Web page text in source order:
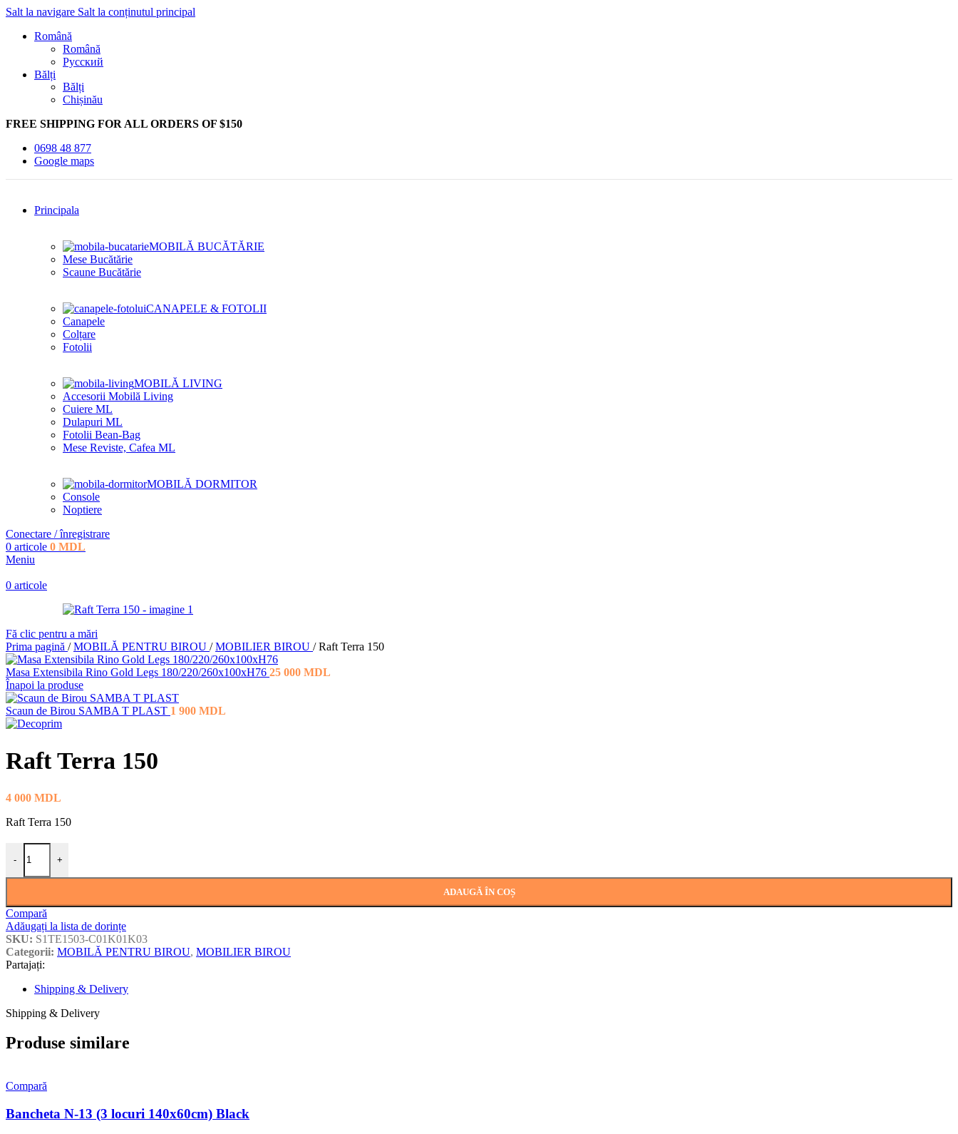
Salt la navigare Salt la conținutul principal
Română
Română
Русский
Bălți
Bălți
Chișinău
FREE SHIPPING FOR ALL ORDERS OF $150
0698 48 877
Google maps
Principala
MOBILĂ BUCĂTĂRIE
Mese Bucătărie
Scaune Bucătărie
CANAPELE & FOTOLII
Canapele
Colțare
Fotolii
MOBILĂ LIVING
Accesorii Mobilă Living
Cuiere ML
Dulapuri ML
Fotolii Bean-Bag
Mese Reviste, Cafea ML
MOBILĂ DORMITOR
Console
Noptiere
Conectare / înregistrare
0 articole 0 MDL
Meniu
0 articole
Fă clic pentru a mări
Prima pagină / MOBILĂ PENTRU BIROU / MOBILIER BIROU / Raft Terra 150
Masa Extensibila Rino Gold Legs 180/220/260x100xH76 25 000 MDL
Înapoi la produse
Scaun de Birou SAMBA T PLAST 1 900 MDL
Raft Terra 150
4 000 MDL
Raft Terra 150
-
Cantitate Raft Terra 150
+
ADAUGĂ ÎN COȘ
Compară
Adăugați la lista de dorințe
SKU: S1TE1503-C01K01K03
Categorii: MOBILĂ PENTRU BIROU, MOBILIER BIROU
Partajați:
Shipping & Delivery
Shipping & Delivery
Produse similare
Compară
Bancheta N-13 (3 locuri 140x60cm) Black